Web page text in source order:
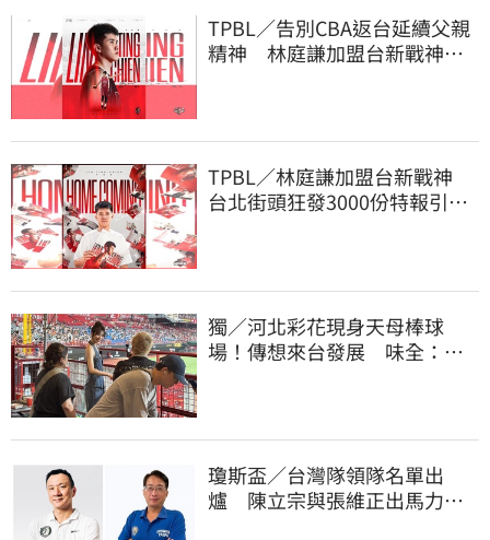
TPBL／告別CBA返台延續父親
精神 林庭謙加盟台新戰神！
TPBL／林庭謙加盟台新戰神
台北街頭狂發3000份特報引爆
獨／河北彩花現身天母棒球
場！傳想來台發展 味全：歡
瓊斯盃／台灣隊領隊名單出
爐 陳立宗與張維正出馬力挺